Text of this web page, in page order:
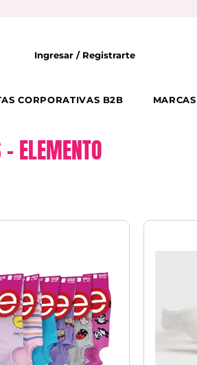
Ingresar / Registrarte
CORPORATIVAS B2B MARCAS
ELEMENTO